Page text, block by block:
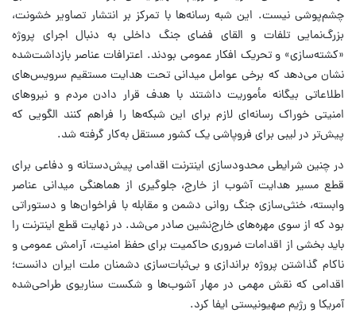
چشم‌پوشی نیست. این شبه رسانه‌ها با تمرکز بر انتشار تصاویر خشونت،
بزرگ‌نمایی تلفات و القای فضای جنگ داخلی به دنبال اجرای پروژه
«کشته‌سازی» و تحریک افکار عمومی بودند. اعترافات عناصر بازداشت‌شده
نشان می‌دهد که برخی عوامل میدانی تحت هدایت مستقیم سرویس‌های
اطلاعاتی بیگانه مأموریت داشتند با هدف قرار دادن مردم و نیروهای
امنیتی خوراک رسانه‌ای لازم برای این شبکه‌ها را فراهم کنند الگویی که
پیش‌تر در لیبی برای فروپاشی یک کشور مستقل به‌کار گرفته شد.
در چنین شرایطی محدودسازی اینترنت اقدامی پیش‌دستانه و دفاعی برای
قطع مسیر هدایت آشوب از خارج، جلوگیری از هماهنگی میدانی عناصر
وابسته، خنثی‌سازی جنگ روانی دشمن و مقابله با فراخوان‌ها و دستوراتی
بود که از سوی مهره‌های خارج‌نشین صادر می‌شد. در نهایت قطع اینترنت را
باید بخشی از اقدامات ضروری حاکمیت برای حفظ امنیت، آرامش عمومی و
ناکام گذاشتن پروژه براندازی و بی‌ثبات‌سازی دشمنان ملت ایران دانست؛
اقدامی که نقش مهمی در مهار آشوب‌ها و شکست سناریوی طراحی‌شده
آمریکا و رژیم صهیونیستی ایفا کرد.